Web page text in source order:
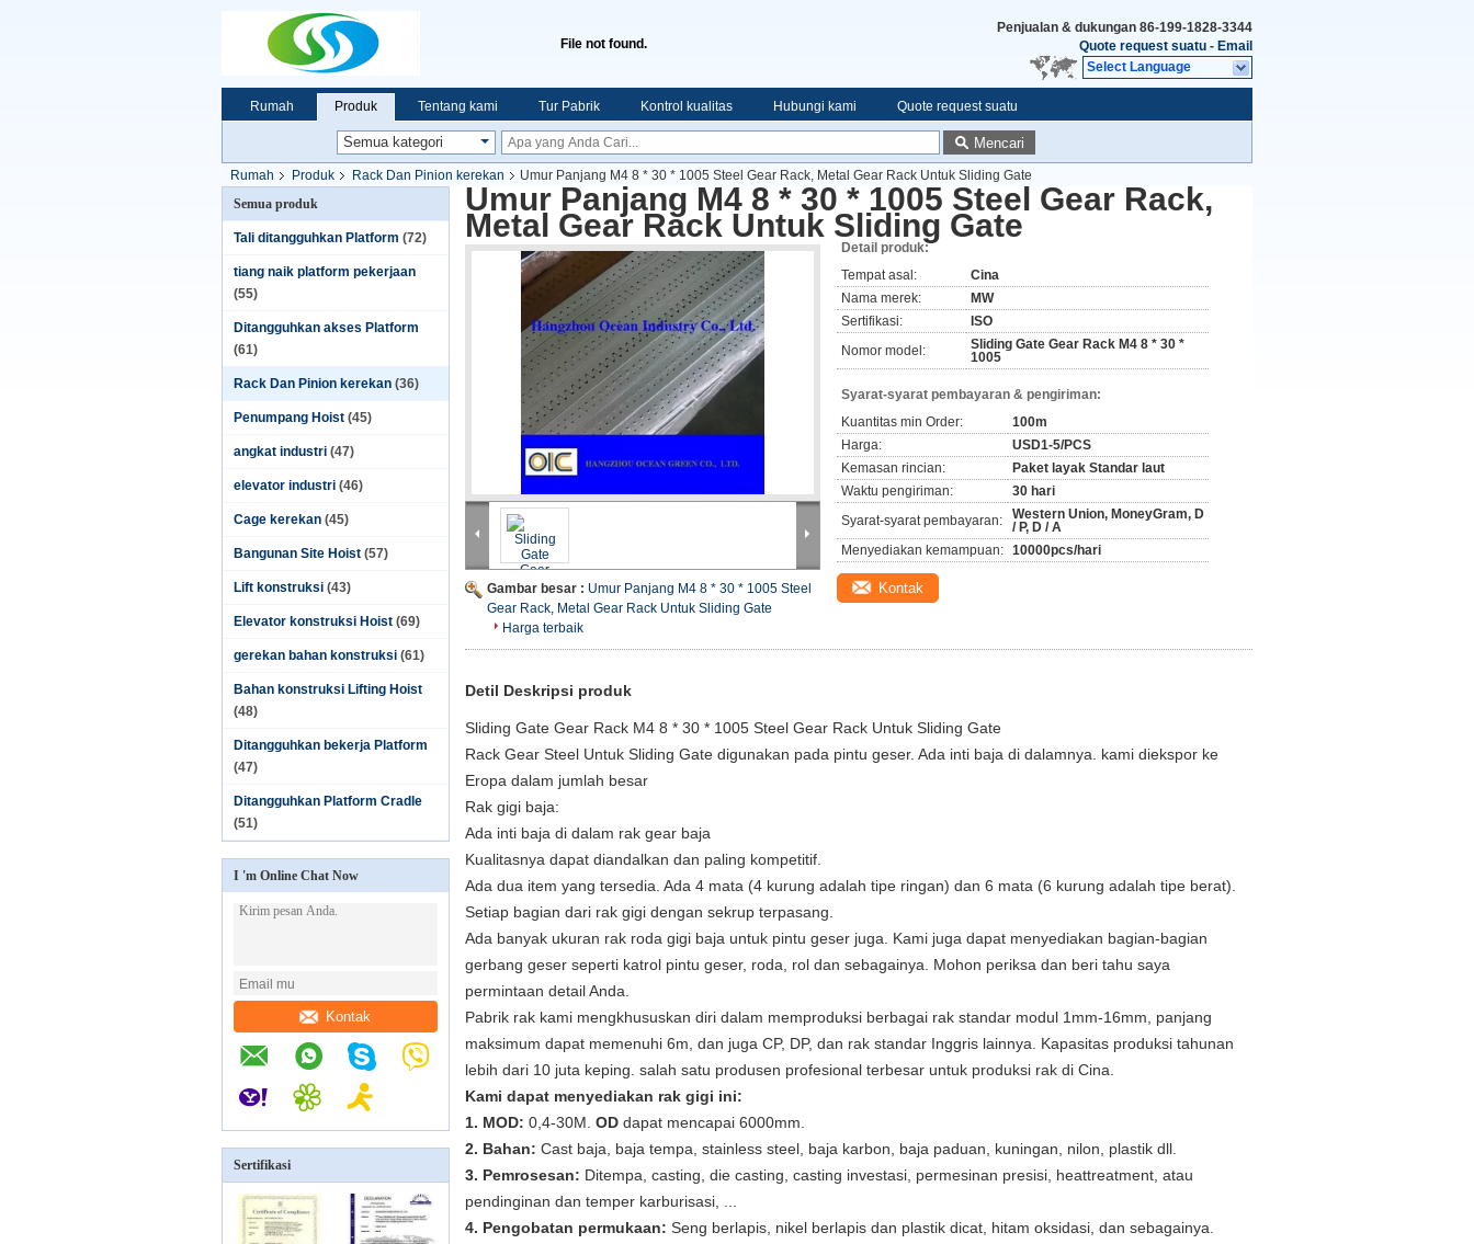
File not found.
Penjualan & dukungan 86-199-1828-3344
Quote request suatu - Email
Select Language
Rumah Produk Tentang kami Tur Pabrik Kontrol kualitas Hubungi kami Quote request suatu
Mencari
Rumah Produk Rack Dan Pinion kerekan
Umur Panjang M4 8 * 30 * 1005 Steel Gear Rack, Metal Gear Rack Untuk Sliding Gate
Semua produk
Tali ditangguhkan Platform (72)
tiang naik platform pekerjaan
(55)
Ditangguhkan akses Platform
(61)
Rack Dan Pinion kerekan (36)
Penumpang Hoist (45)
angkat industri (47)
elevator industri (46)
Cage kerekan (45)
Bangunan Site Hoist (57)
Lift konstruksi (43)
Elevator konstruksi Hoist (69)
gerekan bahan konstruksi (61)
Bahan konstruksi Lifting Hoist
(48)
Ditangguhkan bekerja Platform
(47)
Ditangguhkan Platform Cradle
(51)
I 'm Online Chat Now
Kontak
Sertifikasi
Umur Panjang M4 8 * 30 * 1005 Steel Gear Rack,
Metal Gear Rack Untuk Sliding Gate
Gambar besar : Umur Panjang M4 8 * 30 * 1005 Steel
Gear Rack, Metal Gear Rack Untuk Sliding Gate
Harga terbaik
Detail produk:
Tempat asal:
Cina
Nama merek:
MW
Sertifikasi:
ISO
Nomor model:
Sliding Gate Gear Rack M4 8 * 30 *
1005
Syarat-syarat pembayaran & pengiriman:
Kuantitas min Order:
100m
Harga:
USD1-5/PCS
Kemasan rincian:
Paket layak Standar laut
Waktu pengiriman:
30 hari
Syarat-syarat pembayaran:
Western Union, MoneyGram, D
/ P, D / A
Menyediakan kemampuan: 10000pcs/hari
Kontak
Detil Deskripsi produk
Sliding Gate Gear Rack M4 8 * 30 * 1005 Steel Gear Rack Untuk Sliding Gate
Rack Gear Steel Untuk Sliding Gate digunakan pada pintu geser. Ada inti baja di dalamnya. kami diekspor ke
Eropa dalam jumlah besar
Rak gigi baja:
Ada inti baja di dalam rak gear baja
Kualitasnya dapat diandalkan dan paling kompetitif.
Ada dua item yang tersedia. Ada 4 mata (4 kurung adalah tipe ringan) dan 6 mata (6 kurung adalah tipe berat).
Setiap bagian dari rak gigi dengan sekrup terpasang.
Ada banyak ukuran rak roda gigi baja untuk pintu geser juga. Kami juga dapat menyediakan bagian-bagian
gerbang geser seperti katrol pintu geser, roda, rol dan sebagainya. Mohon periksa dan beri tahu saya
permintaan detail Anda.
Pabrik rak kami mengkhususkan diri dalam memproduksi berbagai rak standar modul 1mm-16mm, panjang
maksimum dapat memenuhi 6m, dan juga CP, DP, dan rak standar Inggris lainnya. Kapasitas produksi tahunan
lebih dari 10 juta keping. salah satu produsen profesional terbesar untuk produksi rak di Cina.
Kami dapat menyediakan rak gigi ini:
1. MOD: 0,4-30M. OD dapat mencapai 6000mm.
2. Bahan: Cast baja, baja tempa, stainless steel, baja karbon, baja paduan, kuningan, nilon, plastik dll.
3. Pemrosesan: Ditempa, casting, die casting, casting investasi, permesinan presisi, heattreatment, atau
pendinginan dan temper karburisasi, ...
4. Pengobatan permukaan: Seng berlapis, nikel berlapis dan plastik dicat, hitam oksidasi, dan sebagainya.